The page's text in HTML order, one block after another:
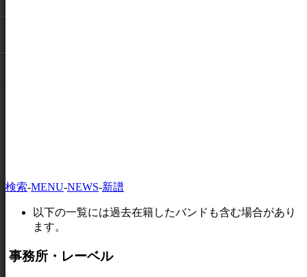
検索-MENU-NEWS-新譜
以下の一覧には過去在籍したバンドも含む場合があり
ます。
事務所・レーベル